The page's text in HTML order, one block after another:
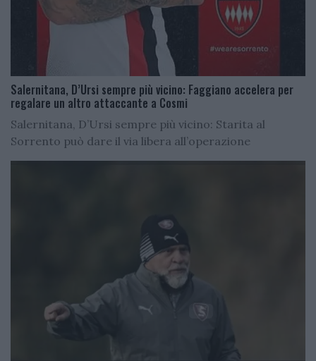
Salernitana, D’Ursi sempre più vicino: Faggiano accelera per
regalare un altro attaccante a Cosmi
Salernitana, D’Ursi sempre più vicino: Starita al
Sorrento può dare il via libera all’operazione